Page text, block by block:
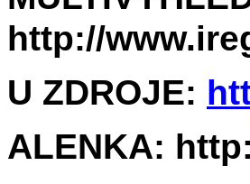
http://
U ZDROJE:
ALENKA: